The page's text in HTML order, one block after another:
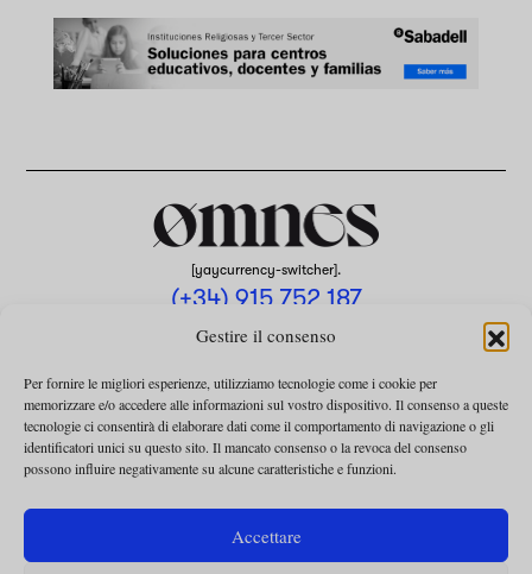
Gestire il consenso
Per fornire le migliori esperienze, utilizziamo tecnologie come i cookie per
memorizzare e/o accedere alle informazioni sul vostro dispositivo. Il consenso a queste
tecnologie ci consentirà di elaborare dati come il comportamento di navigazione o gli
identificatori unici su questo sito. Il mancato consenso o la revoca del consenso
possono influire negativamente su alcune caratteristiche e funzioni.
Accettare
[yaycurrency-switcher].
(+34) 915 752 187
omnes@omnesmag.com
INFORMATIVA SULLA PRIVACY
UTILIZZO DEI COOKIE